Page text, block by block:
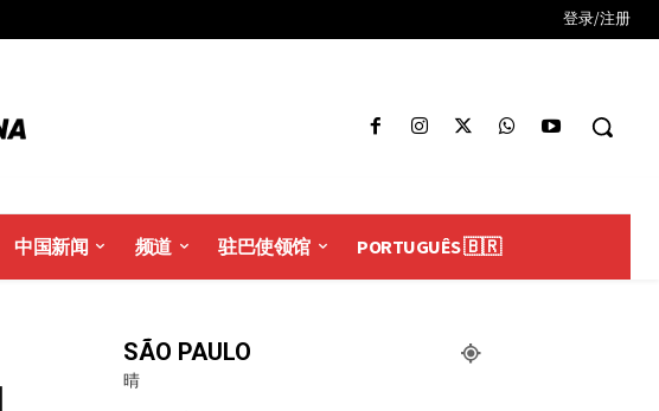
登录/注册
中国新闻 频道 驻巴使领馆 PORTUGUÊS 🇧🇷
SÃO PAULO
晴